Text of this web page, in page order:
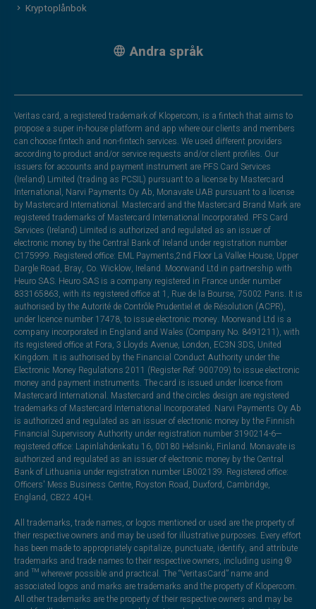
Kryptoplånbok
Andra språk
Veritas card, a registered trademark of Klopercom, is a fintech that aims to
propose a super in-house platform and app where our clients and members
can choose fintech and non-fintech services. We used different providers
according to product and/or service requests and/or client profiles. Our
issuers for accounts and payment instrument are PFS Card Services
(Ireland) Limited (trading as PCSIL) pursuant to a license by Mastercard
International, Narvi Payments Oy Ab, Monavate UAB pursuant to a license
by Mastercard International. Mastercard and the Mastercard Brand Mark are
registered trademarks of Mastercard International Incorporated. PFS Card
Services (Ireland) Limited is authorized and regulated as an issuer of
electronic money by the Central Bank of Ireland under registration number
C175999. Registered office: EML Payments,2nd Floor La Vallee House, Upper
Dargle Road, Bray, Co. Wicklow, Ireland. Moorwand Ltd in partnership with
Heuro SAS. Heuro SAS is a company registered in France under number
833165863, with its registered office at 1, Rue de la Bourse, 75002 Paris. It is
authorised by the Autorité de Contrôle Prudentiel et de Résolution (ACPR),
under licence number 17478, to issue electronic money. Moorwand Ltd is a
company incorporated in England and Wales (Company No. 8491211), with
its registered office at Fora, 3 Lloyds Avenue, London, EC3N 3DS, United
Kingdom. It is authorised by the Financial Conduct Authority under the
Electronic Money Regulations 2011 (Register Ref: 900709) to issue electronic
money and payment instruments. The card is issued under licence from
Mastercard International. Mastercard and the circles design are registered
trademarks of Mastercard International Incorporated. Narvi Payments Oy Ab
is authorized and regulated as an issuer of electronic money by the Finnish
Financial Supervisory Authority under registration number 3190214-6—
registered office: Lapinlahdenkatu 16, 00180 Helsinki, Finland. Monavate is
authorized and regulated as an issuer of electronic money by the Central
Bank of Lithuania under registration number LB002139. Registered office:
Officers' Mess Business Centre, Royston Road, Duxford, Cambridge,
England, CB22 4QH.
All trademarks, trade names, or logos mentioned or used are the property of
their respective owners and may be used for illustrative purposes. Every effort
has been made to appropriately capitalize, punctuate, identify, and attribute
trademarks and trade names to their respective owners, including using ®
and ™ wherever possible and practical. The “VeritasCard” name and
associated logos and marks are trademarks and the property of Klopercom.
All other trademarks are the property of their respective owners and may be